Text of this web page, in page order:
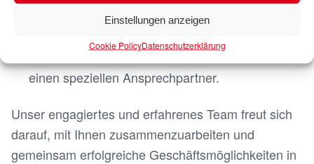
Einstellungen anzeigen
Cookie PolicyDatenschutzerklärung
: Wir garantieren eine sichere und
pünktliche Lieferung Ihrer Waren.
PersönlicherKontakt: Bei uns haben Sie immer
einen speziellen Ansprechpartner.
Unser engagiertes und erfahrenes Team freut sich
darauf, mit Ihnen zusammenzuarbeiten und
gemeinsam erfolgreiche Geschäftsmöglichkeiten in